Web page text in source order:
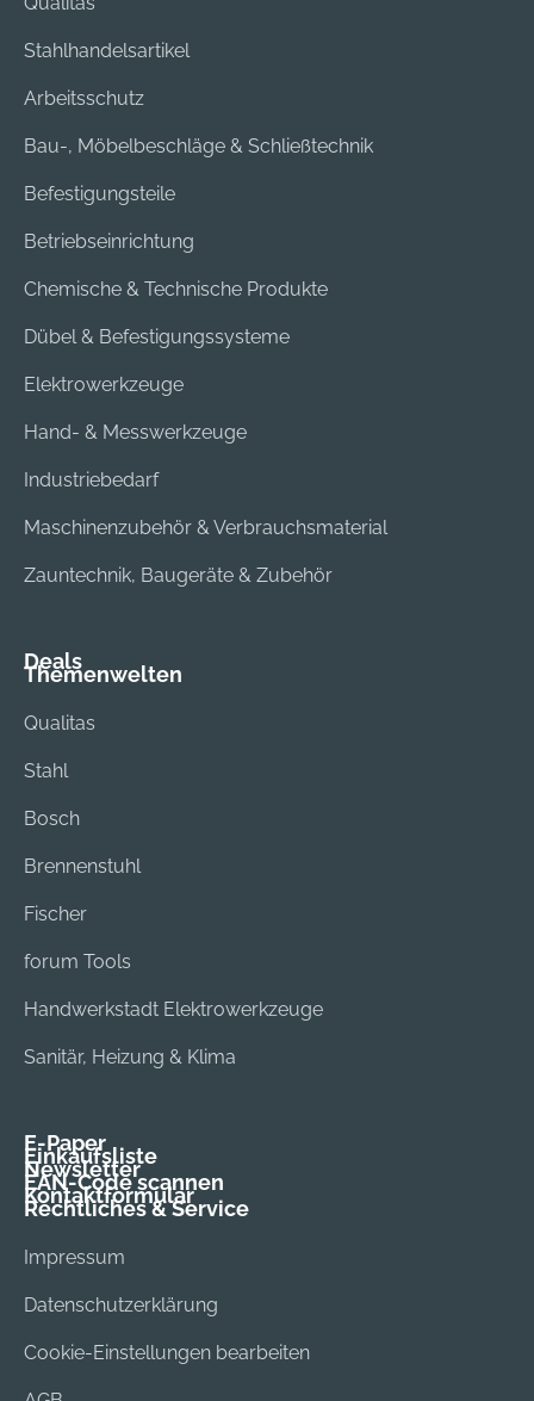
Stahlhandelsartikel
Arbeitsschutz
Bau-, Möbelbeschläge & Schließtechnik
Befestigungsteile
Betriebseinrichtung
Chemische & Technische Produkte
Dübel & Befestigungssysteme
Elektrowerkzeuge
Hand- & Messwerkzeuge
Industriebedarf
Maschinenzubehör & Verbrauchsmaterial
Zauntechnik, Baugeräte & Zubehör
Deals
Themenwelten
Qualitas
Stahl
Bosch
Brennenstuhl
Fischer
forum Tools
Handwerkstadt Elektrowerkzeuge
Sanitär, Heizung & Klima
E-Paper
Einkaufsliste
Newsletter
EAN-Code scannen
Kontaktformular
Rechtliches & Service
Impressum
Datenschutzerklärung
Cookie-Einstellungen bearbeiten